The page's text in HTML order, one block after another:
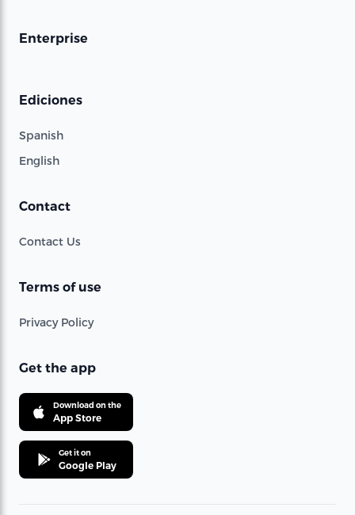
Enterprise
Ediciones
Spanish
English
Contact
Contact Us
Terms of use
Privacy Policy
Get the app
Download on the
App Store
Get it on
Google Play